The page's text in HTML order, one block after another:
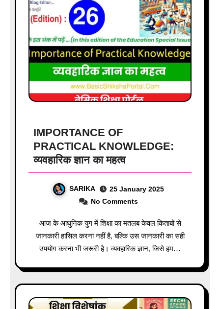
IMPORTANCE OF
PRACTICAL KNOWLEDGE:
व्यवहारिक ज्ञान का महत्व
SARIKA
25 January 2025
No Comments
आज के आधुनिक युग में शिक्षा का मतलब केवल किताबों से
जानकारी हासिल करना नहीं है, बल्कि उस जानकारी का सही
उपयोग करना भी जरूरी है। व्यवहारिक ज्ञान, जिसे हम…